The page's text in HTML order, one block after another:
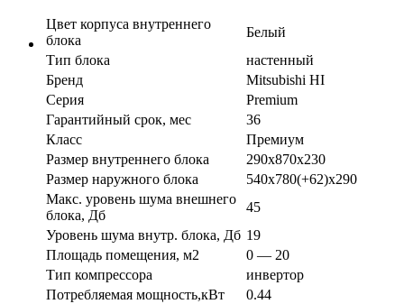
Цвет корпуса внутреннего
блока
Белый
Тип блока
настенный
Бренд
Mitsubishi HI
Серия
Premium
Гарантийный срок, мес
36
Класс
Премиум
Размер внутреннего блока
290x870x230
Размер наружного блока
540x780(+62)x290
Макс. уровень шума внешнего
блока, Дб
45
Уровень шума внутр. блока, Дб 19
Площадь помещения, м2
0 — 20
Тип компрессора
инвертор
Потребляемая мощность,кВт
0.44